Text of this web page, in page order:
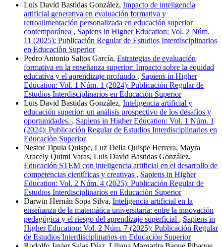
Luis David Bastidas González, Impacto de inteligencia
artificial generativa en evaluación formativa y
retroalimentación personalizada en educación superior
contemporánea , Sapiens in Higher Education: Vol. 2 Núm.
11 (2025): Publicación Regular de Estudios Interdisciplinarios
en Educaciòn Superior
Pedro Antonio Saltos García, Estrategias de evaluación
formativa en la enseñanza superior: Impacto sobre la equidad
educativa y el aprendizaje profundo , Sapiens in Higher
Education: Vol. 1 Núm. 1 (2024): Publicación Regular de
Estudios Interdisciplinarios en Educaciòn Superior
Luis David Bastidas González, Inteligencia artificial y
educación superior: un análisis prospectivo de los desafíos y
oportunidades. , Sapiens in Higher Education: Vol. 1 Núm. 1
(2024): Publicación Regular de Estudios Interdisciplinarios en
Educaciòn Superior
Nestor Tipula Quispe, Luz Delia Quispe Herrera, Mayra
Aracely Quimi Varas, Luis David Bastidas González,
Educación STEM con inteligencia artificial en el desarrollo de
competencias científicas y creativas , Sapiens in Higher
Education: Vol. 2 Núm. 4 (2025): Publicación Regular de
Estudios Interdisciplinarios en Educaciòn Superior
Darwin Hernán Sopa Silva, Inteligencia artificial en la
enseñanza de la matemática universitaria: entre la innovación
pedagógica y el riesgo del aprendizaje superficial , Sapiens in
Higher Education: Vol. 2 Núm. 7 (2025): Publicación Regular
de Estudios Interdisciplinarios en Educaciòn Superior